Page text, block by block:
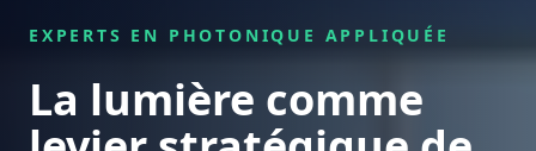
EXPERTS EN PHOTONIQUE APPLIQUÉE
La lumière comme